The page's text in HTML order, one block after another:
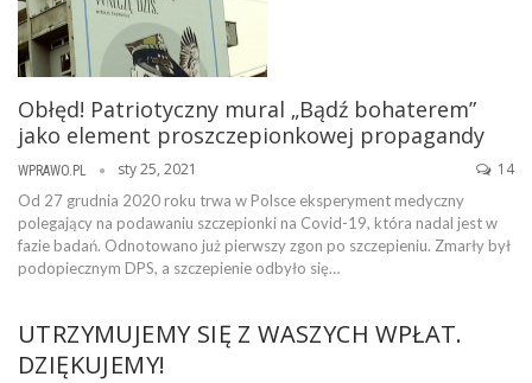
Obłęd! Patriotyczny mural „Bądź bohaterem”
jako element proszczepionkowej propagandy
WPRAWO.PL sty 25, 2021 14
Od 27 grudnia 2020 roku trwa w Polsce eksperyment medyczny
polegający na podawaniu szczepionki na Covid-19, która nadal jest w
fazie badań. Odnotowano już pierwszy zgon po szczepieniu. Zmarły był
podopiecznym DPS, a szczepienie odbyło się…
UTRZYMUJEMY SIĘ Z WASZYCH WPŁAT.
DZIĘKUJEMY!